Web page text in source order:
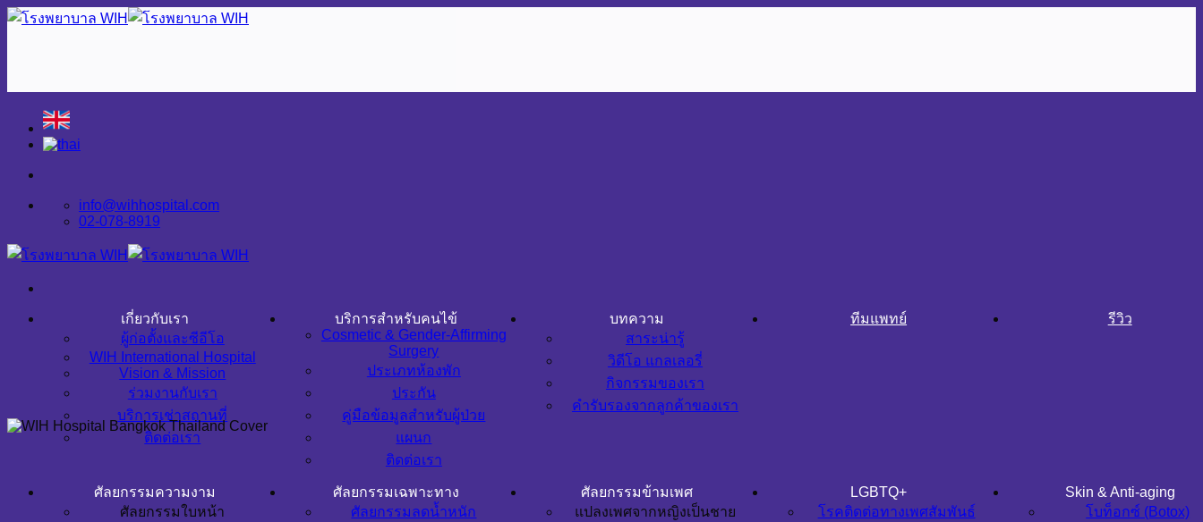
Skip
info@wihhospital.com
02-078-8919
เกี่ยวกับเรา
ผู้ก่อตั้งและซีอีโอ
WIH International Hospital
Vision & Mission
ร่วมงานกับเรา
บริการเช่าสถานที่
ติดต่อเรา
บริการสำหรับคนไข้
Cosmetic & Gender-Affirming
Surgery
ประเภทห้องพัก
ประกัน
คู่มือข้อมูลสำหรับผู้ป่วย
แผนก
ติดต่อเรา
บทความ
สาระน่ารู้
วิดีโอ แกลเลอรี่
กิจกรรมของเรา
คำรับรองจากลูกค้าของเรา
ทีมแพทย์ รีวิว
ศัลยกรรมความงาม
ศัลยกรรมใบหน้า
ศัลยกรรมเฉพาะทาง
ศัลยกรรมลดน้ำหนัก
ศัลยกรรมข้ามเพศ
แปลงเพศจากหญิงเป็นชาย
LGBTQ+
โรคติดต่อทางเพศสัมพันธ์
Skin & Anti-aging
โบท็อกซ์ (Botox)